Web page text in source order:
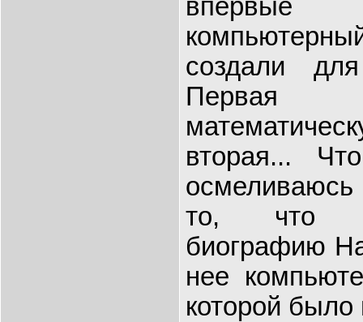
впервые
создали
Первая
вторая...
осмеливаюсь
то, что
биографию
нее
которой было